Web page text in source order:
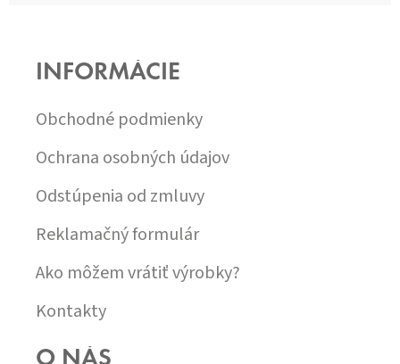
INFORMÁCIE
Obchodné podmienky
Ochrana osobných údajov
Odstúpenia od zmluvy
Reklamačný formulár
Ako môžem vrátiť výrobky?
Kontakty